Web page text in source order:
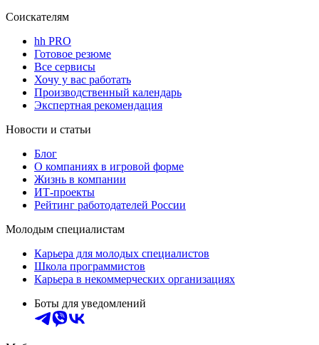
Соискателям
hh PRO
Готовое резюме
Все сервисы
Хочу у вас работать
Производственный календарь
Экспертная рекомендация
Новости и статьи
Блог
О компаниях в игровой форме
Жизнь в компании
ИТ-проекты
Рейтинг работодателей России
Молодым специалистам
Карьера для молодых специалистов
Школа программистов
Карьера в некоммерческих организациях
Боты для уведомлений